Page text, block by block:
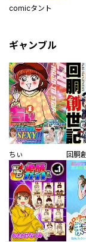
comicタント
ギャンブル
ちぃ